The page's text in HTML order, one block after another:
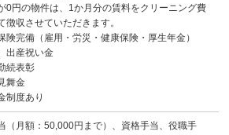
0円の物件は、1か月分の賃料をクリーニング費
徴収させていただきます。
険完備（雇用・労災・健康保険・厚生年金）
出産祝い金
続表彰
舞金
制度あり
（月額：50,000円まで）、資格手当、役職手